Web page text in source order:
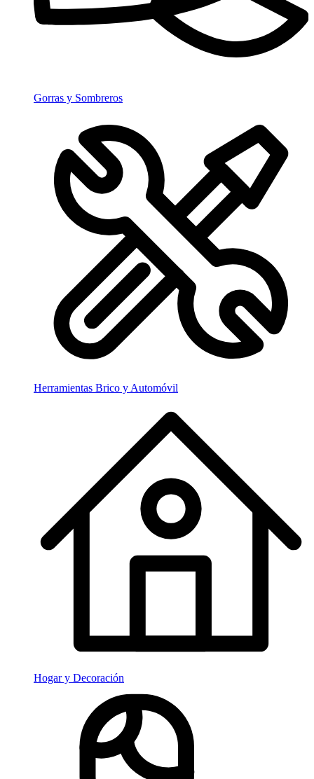
Gorras y Sombreros
Herramientas Brico y Automóvil
Hogar y Decoración